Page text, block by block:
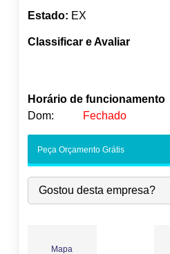
Estado: EX
Classificar e Avaliar
Horário de funcionamento
Dom:
Fechado
-
Qua:
09:00-18:00
Qui:
09:00-18:00
Peça Orçamento Grátis
Gostou desta empresa?
Mapa